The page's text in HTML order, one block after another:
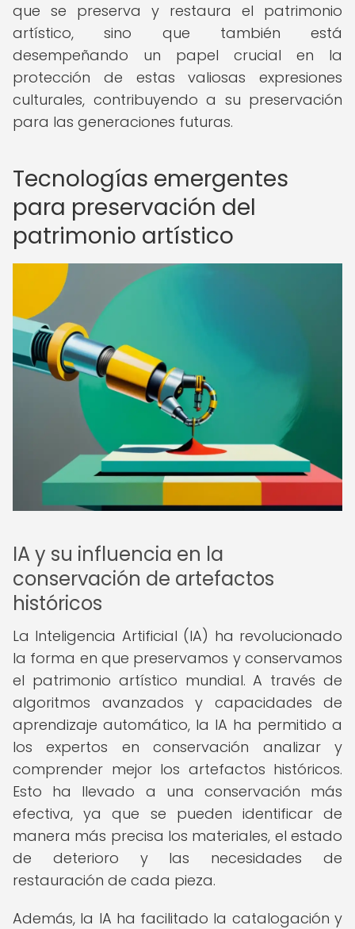
que se preserva y restaura el patrimonio
artístico, sino que también está
desempeñando un papel crucial en la
protección de estas valiosas expresiones
culturales, contribuyendo a su preservación
para las generaciones futuras.
Tecnologías emergentes
para preservación del
patrimonio artístico
IA y su influencia en la
conservación de artefactos
históricos
La Inteligencia Artificial (IA) ha revolucionado
la forma en que preservamos y conservamos
el patrimonio artístico mundial. A través de
algoritmos avanzados y capacidades de
aprendizaje automático, la IA ha permitido a
los expertos en conservación analizar y
comprender mejor los artefactos históricos.
Esto ha llevado a una conservación más
efectiva, ya que se pueden identificar de
manera más precisa los materiales, el estado
de deterioro y las necesidades de
restauración de cada pieza.
Además, la IA ha facilitado la catalogación y